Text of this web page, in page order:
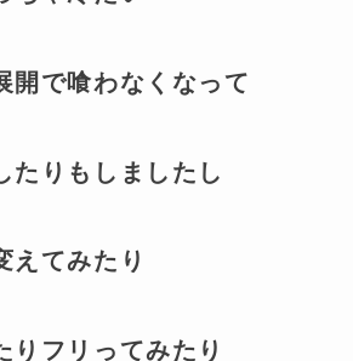
開で喰わなくなって
たりもしましたし
えてみたり
りフリってみたり